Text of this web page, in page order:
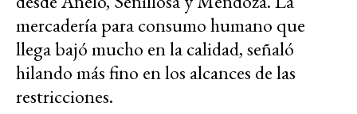
mercadería para consumo humano que
llega bajó mucho en la calidad, señaló
hilando más fino en los alcances de las
restricciones.